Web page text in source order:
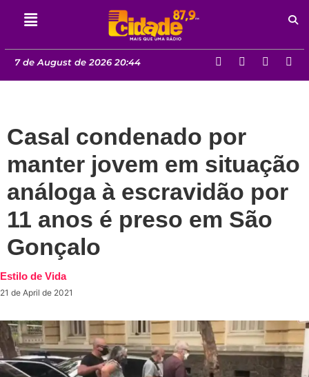
7 de August de 2026 20:44
Casal condenado por
manter jovem em situação
análoga à escravidão por
11 anos é preso em São
Gonçalo
Estilo de Vida
21 de April de 2021